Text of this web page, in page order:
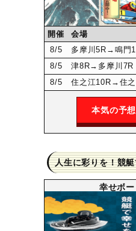
開催 会場
8/5 多摩川5R →鳴門
8/5 津8R→多摩川7R
8/5 住之江10R →住
本気の予
人生に彩りを！競
幸せボ